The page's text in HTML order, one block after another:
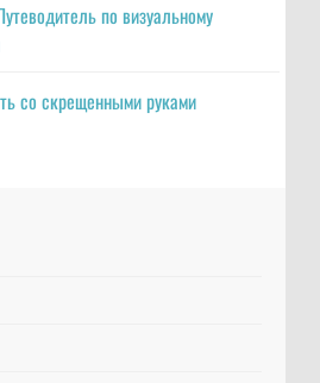
по визуальному
со скрещенными руками